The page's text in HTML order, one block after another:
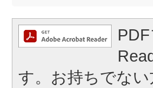
す。お持ちでな